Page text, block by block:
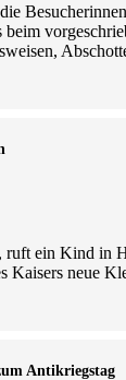
ruft ein Kind in
Kaisers neue
Antikriegstag